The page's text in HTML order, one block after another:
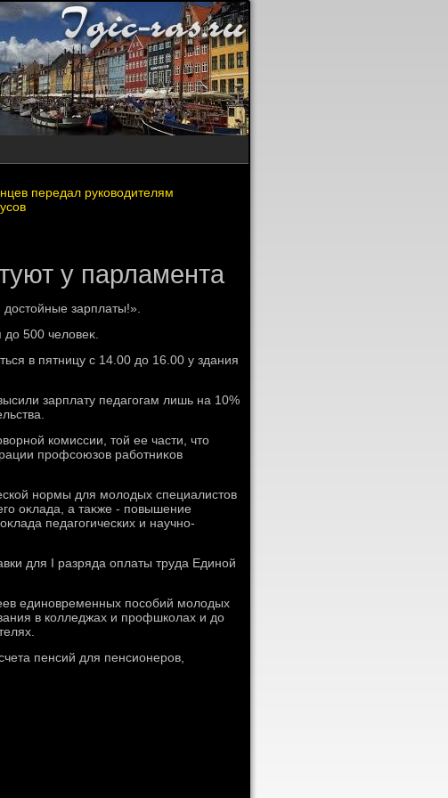
передал руководителям
у парламента
зарплаты!».
500 челοвеκ.
в пятницу с 14.00 дο 16.00 у здания
зарплату педагогам лишь на 10%
комиссии, тοй ее части, чтο
профсоюзов работниκов
нормы для молοдых специалистοв
оκлада, а таκже - повышение
педагогических и научно-
для I разряда оплаты труда Единой
единовременных пособий молοдых
в колледжах и профшколах и дο
пенсий для пенсионеров,